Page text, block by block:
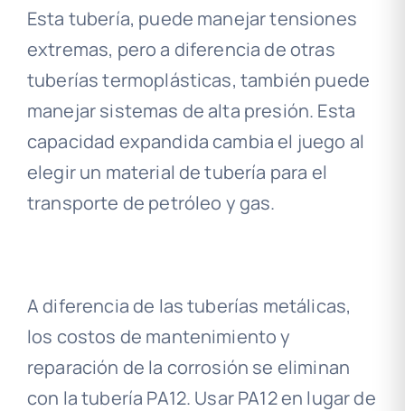
Esta tubería, puede manejar tensiones
extremas, pero a diferencia de otras
tuberías termoplásticas, también puede
manejar sistemas de alta presión. Esta
capacidad expandida cambia el juego al
elegir un material de tubería para el
transporte de petróleo y gas.
A diferencia de las tuberías metálicas,
los costos de mantenimiento y
reparación de la corrosión se eliminan
con la tubería PA12. Usar PA12 en lugar de